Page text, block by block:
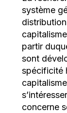
système
partir
sont
spécificité
concerne